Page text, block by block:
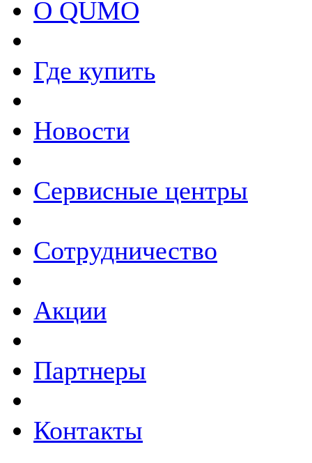
О QUMO
Где купить
Новости
Сервисные центры
Сотрудничество
Акции
Партнеры
Контакты